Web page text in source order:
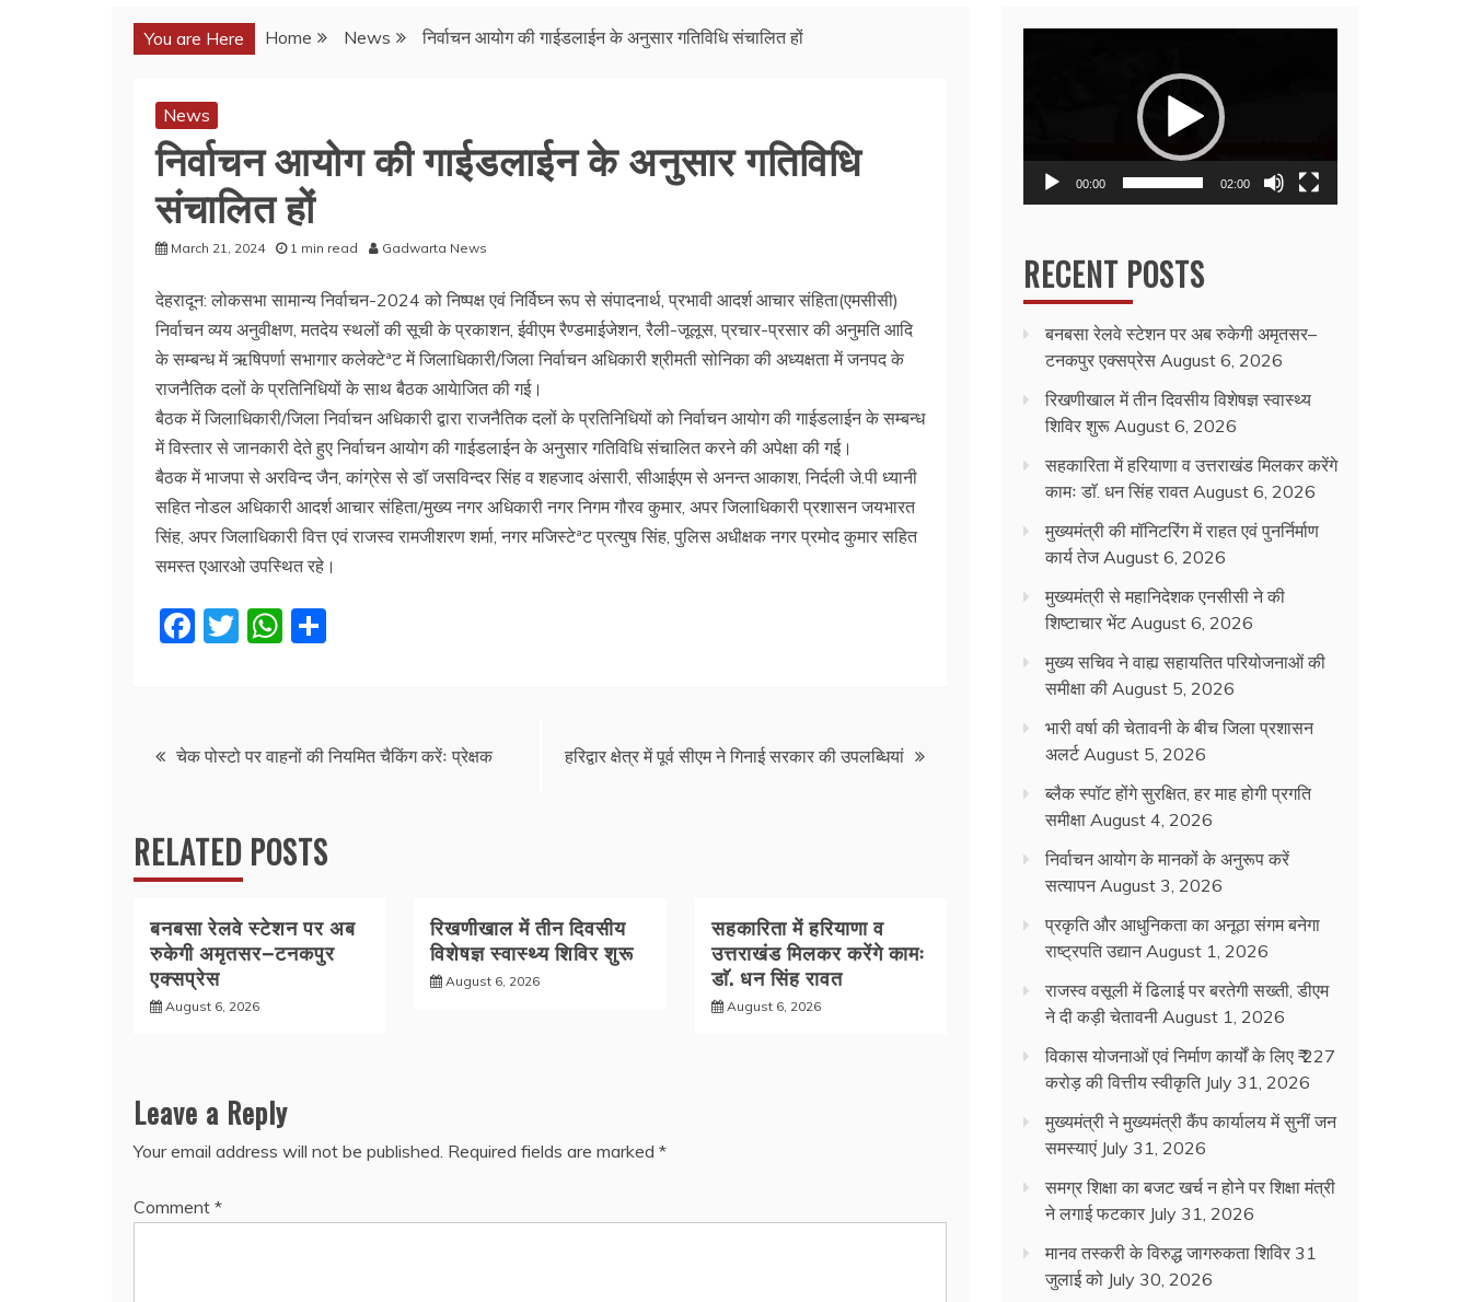
You are Here Home News निर्वाचन आयोग की गाईडलाईन के अनुसार गतिविधि संचालित हों
News
निर्वाचन आयोग की गाईडलाईन के अनुसार गतिविधि
संचालित हों
March 21, 2024 1 min read Gadwarta News
देहरादून: लोकसभा सामान्य निर्वाचन-2024 को निष्पक्ष एवं निर्विघ्न रूप से संपादनार्थ, प्रभावी आदर्श आचार संहिता(एमसीसी)
निर्वाचन व्यय अनुवीक्षण, मतदेय स्थलों की सूची के प्रकाशन, ईवीएम रैण्डमाईजेशन, रैली-जूलूस, प्रचार-प्रसार की अनुमति आदि
के सम्बन्ध में ऋषिपर्णा सभागार कलेक्टेªट में जिलाधिकारी/जिला निर्वाचन अधिकारी श्रीमती सोनिका की अध्यक्षता में जनपद के
राजनैतिक दलों के प्रतिनिधियों के साथ बैठक आयेाजित की गई।
बैठक में जिलाधिकारी/जिला निर्वाचन अधिकारी द्वारा राजनैतिक दलों के प्रतिनिधियों को निर्वाचन आयोग की गाईडलाईन के सम्बन्ध
में विस्तार से जानकारी देते हुए निर्वाचन आयोग की गाईडलाईन के अनुसार गतिविधि संचालित करने की अपेक्षा की गई।
बैठक में भाजपा से अरविन्द जैन, कांग्रेस से डॉ जसविन्दर सिंह व शहजाद अंसारी, सीआईएम से अनन्त आकाश, निर्दली जे.पी ध्यानी
सहित नोडल अधिकारी आदर्श आचार संहिता/मुख्य नगर अधिकारी नगर निगम गौरव कुमार, अपर जिलाधिकारी प्रशासन जयभारत
सिंह, अपर जिलाधिकारी वित्त एवं राजस्व रामजीशरण शर्मा, नगर मजिस्टेªट प्रत्युष सिंह, पुलिस अधीक्षक नगर प्रमोद कुमार सहित
समस्त एआरओ उपस्थित रहे।
F
b
o
k
T
W
A
p
Postचेक पोस्टो पर वाहनों की नियमित चैकिंग करेंः प्रेक्षक हरिद्वार क्षेत्र में पूर्व सीएम ने गिनाई सरकार की उपलब्धियां
RELATED POSTS
बनबसा रेलवे स्टेशन पर अब
रुकेगी अमृतसर–टनकपुर
एक्सप्रेस
August 6, 2026
रिखणीखाल में तीन दिवसीय
विशेषज्ञ स्वास्थ्य शिविर शुरू
August 6, 2026
सहकारिता में हरियाणा व
उत्तराखंड मिलकर करेंगे कामः
डाॅ. धन सिंह रावत
August 6, 2026
Leave a Reply
Your email address will not be published. Required fields are marked *
Comment *
00:00 02:00
RECENT POSTS
बनबसा रेलवे स्टेशन पर अब रुकेगी अमृतसर–
टनकपुर एक्सप्रेस August 6, 2026
रिखणीखाल में तीन दिवसीय विशेषज्ञ स्वास्थ्य
शिविर शुरू August 6, 2026
सहकारिता में हरियाणा व उत्तराखंड मिलकर करेंगे
कामः डाॅ. धन सिंह रावत August 6, 2026
मुख्यमंत्री की मॉनिटरिंग में राहत एवं पुनर्निर्माण
कार्य तेज August 6, 2026
मुख्यमंत्री से महानिदेशक एनसीसी ने की
शिष्टाचार भेंट August 6, 2026
मुख्य सचिव ने वाह्य सहायतित परियोजनाओं की
समीक्षा की August 5, 2026
भारी वर्षा की चेतावनी के बीच जिला प्रशासन
अलर्ट August 5, 2026
ब्लैक स्पॉट होंगे सुरक्षित, हर माह होगी प्रगति
समीक्षा August 4, 2026
निर्वाचन आयोग के मानकों के अनुरूप करें
सत्यापन August 3, 2026
प्रकृति और आधुनिकता का अनूठा संगम बनेगा
राष्ट्रपति उद्यान August 1, 2026
राजस्व वसूली में ढिलाई पर बरतेगी सख्ती, डीएम
ने दी कड़ी चेतावनी August 1, 2026
विकास योजनाओं एवं निर्माण कार्यों के लिए ₹ 227
करोड़ की वित्तीय स्वीकृति July 31, 2026
मुख्यमंत्री ने मुख्यमंत्री कैंप कार्यालय में सुनीं जन
समस्याएं July 31, 2026
समग्र शिक्षा का बजट खर्च न होने पर शिक्षा मंत्री
ने लगाई फटकार July 31, 2026
मानव तस्करी के विरुद्ध जागरुकता शिविर 31
जुलाई को July 30, 2026